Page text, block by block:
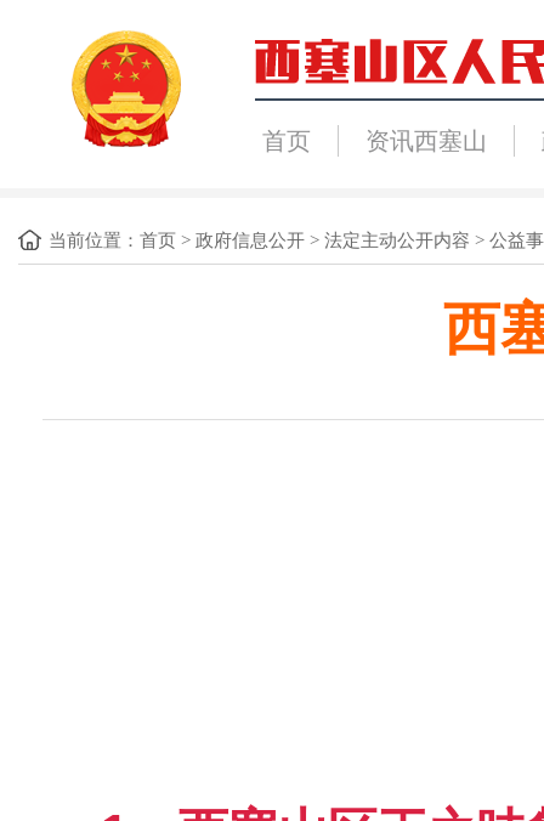
首页 资讯西塞山
当前位置： 首页 > 政府信息公开 > 法定主动公开内容 > 公益
西